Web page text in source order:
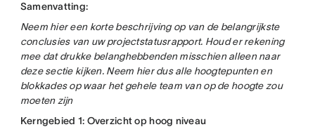
Samenvatting:
Neem hier een korte beschrijving op van de belangrijkste
conclusies van uw projectstatusrapport. Houd er rekening
mee dat drukke belanghebbenden misschien alleen naar
deze sectie kijken. Neem hier dus alle hoogtepunten en
blokkades op waar het gehele team van op de hoogte zou
moeten zijn
Kerngebied 1: Overzicht op hoog niveau